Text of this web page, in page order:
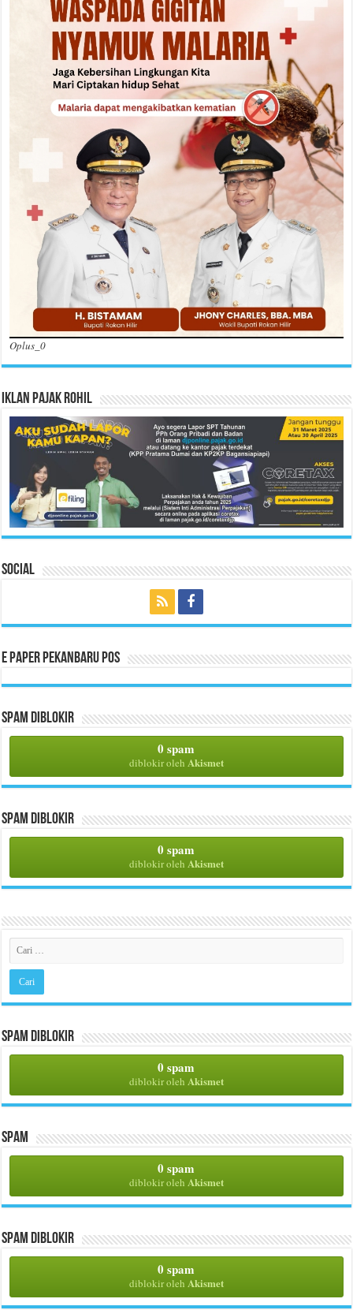
Oplus_0
Iklan Pajak Rohil
Social
E Paper Pekanbaru Pos
Spam Diblokir
0 spam
diblokir oleh Akismet
Spam Diblokir
0 spam
diblokir oleh Akismet
Spam Diblokir
0 spam
diblokir oleh Akismet
Spam
0 spam
diblokir oleh Akismet
Spam Diblokir
0 spam
diblokir oleh Akismet